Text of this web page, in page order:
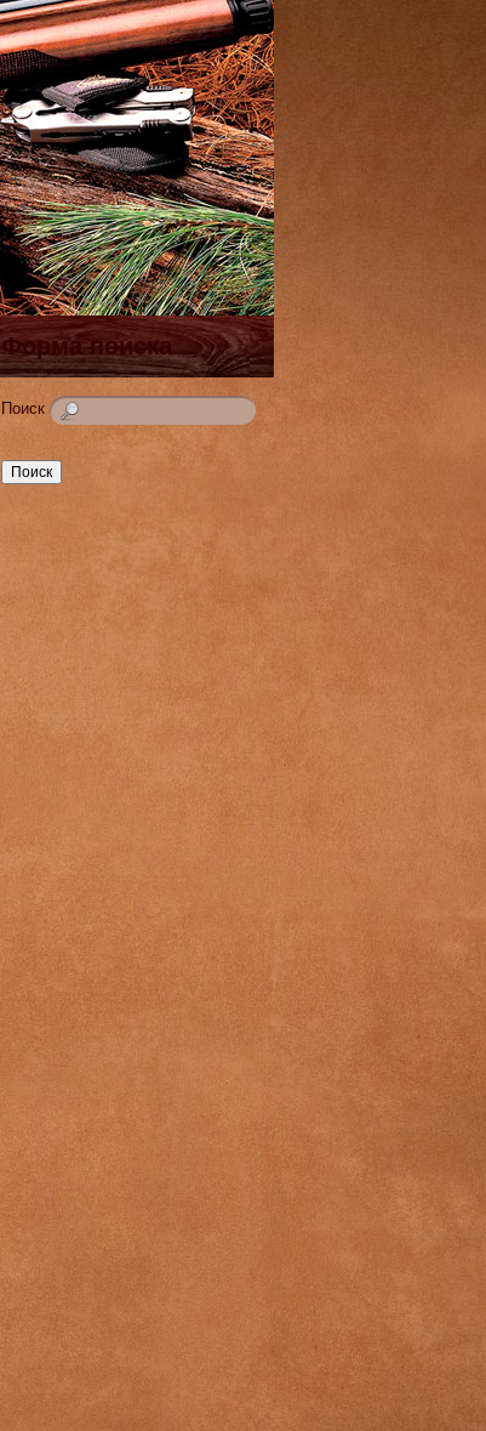
Форма поиска
Поиск